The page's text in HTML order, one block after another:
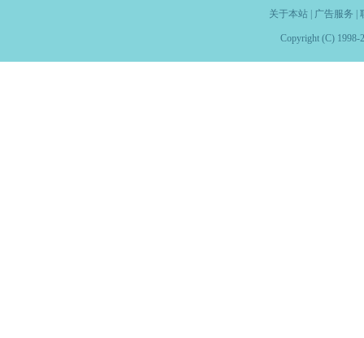
关于本站| 广告服务
Copyright (C) 1998-